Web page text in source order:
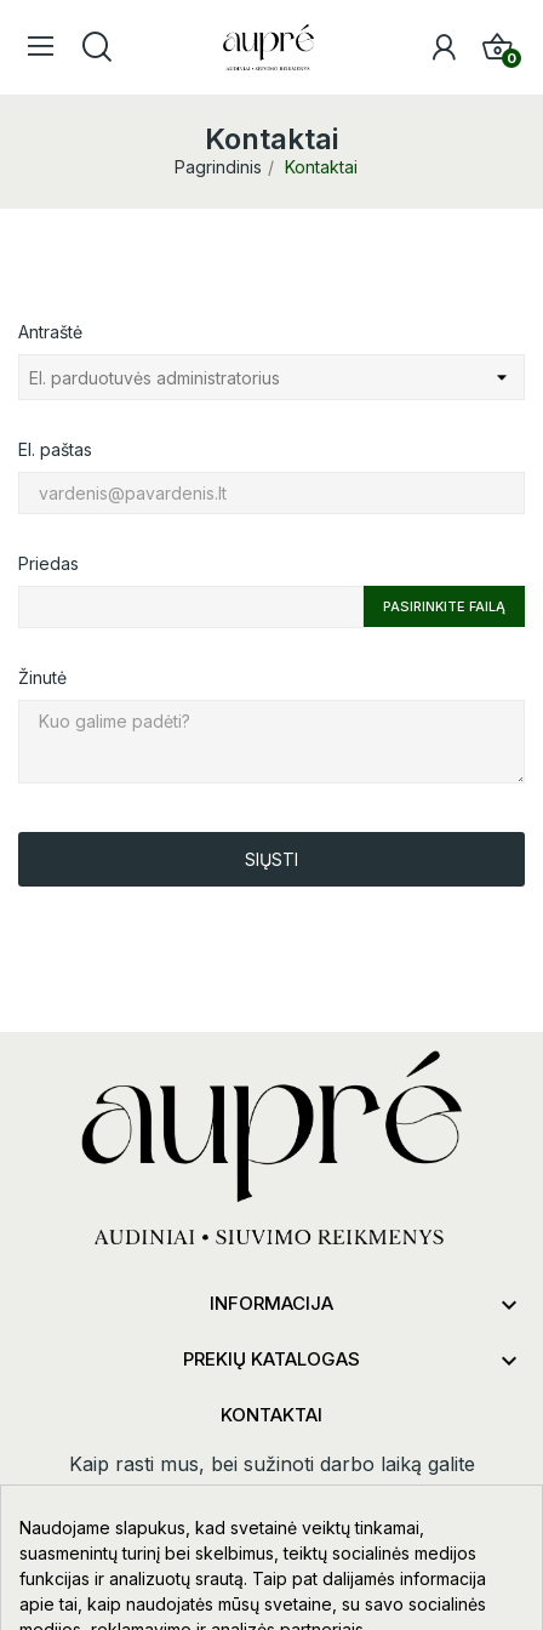
0
Kontaktai
Pagrindinis Kontaktai
Antraštė
El. paštas
Priedas
PASIRINKITE FAILĄ
Žinutė
INFORMACIJA 
PREKIŲ KATALOGAS 
KONTAKTAI
Kaip rasti mus, bei sužinoti darbo laiką galite
paspauduskontaktai.
Taikos pr. 111-109, Klaipėda
+370 678 02418
info@aupre.lt
Naudojame slapukus, kad svetainė veiktų tinkamai,
suasmenintų turinį bei skelbimus, teiktų socialinės medijos
funkcijas ir analizuotų srautą. Taip pat dalijamės informacija
apie tai, kaip naudojatės mūsų svetaine, su savo socialinės